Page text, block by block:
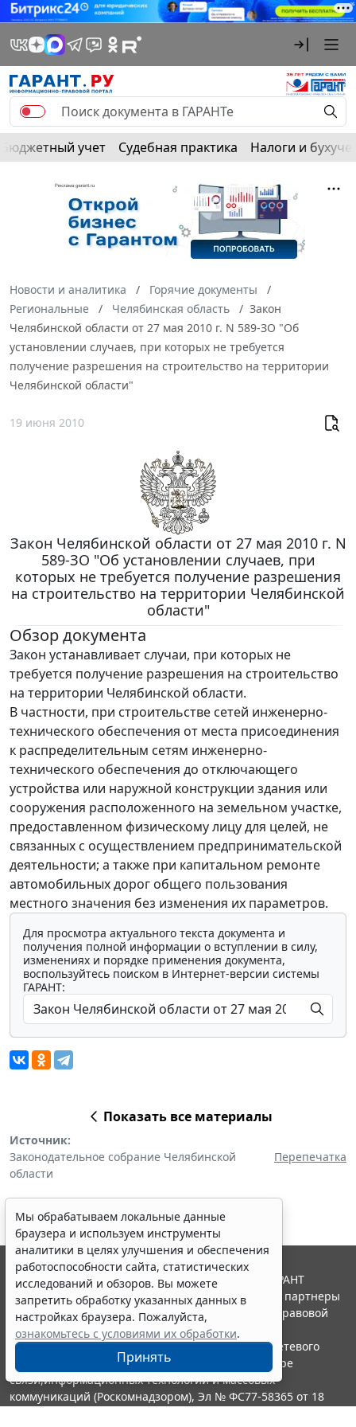
Бюджетный учет Судебная практика Налоги и
Новости и аналитика
Горячие документы
Региональные
Челябинская область
Закон
Челябинской области от 27 мая 2010 г. N 589-ЗО "Об
установлении случаев, при которых не требуется
получение разрешения на строительство на территории
Челябинской области"
19 июня 2010
Закон Челябинской области от 27 мая 2010 г. N
589-ЗО "Об установлении случаев, при
которых не требуется получение разрешения
на строительство на территории Челябинской
области"
Обзор документа
Закон устанавливает случаи, при которых не
требуется получение разрешения на строительство
на территории Челябинской области.
В частности, при строительстве сетей инженерно-
технического обеспечения от места присоединения
к распределительным сетям инженерно-
технического обеспечения до отключающего
устройства или наружной конструкции здания или
сооружения расположенного на земельном участке,
предоставленном физическому лицу для целей, не
связанных с осуществлением предпринимательской
деятельности; а также при капитальном ремонте
автомобильных дорог общего пользования
местного значения без изменения их параметров.
Для просмотра актуального текста документа и
получения полной информации о вступлении в силу,
изменениях и порядке применения документа,
воспользуйтесь поиском в Интернет-версии системы
ГАРАНТ:
Показать все материалы
Источник:
Законодательное собрание Челябинской
области
Перепечатка
Мы обрабатываем локальные данные
браузера и используем инструменты
аналитики в целях улучшения и обеспечения
работоспособности сайта, статистических
исследований и обзоров. Вы можете
запретить обработку указанных данных в
настройках браузера. Пожалуйста,
ознакомьтесь с условиями их обработки.
Принять
© ООО "НПП "ГАРАНТ-СЕРВИС", 2026. Система ГАРАНТ
выпускается с 1990 года. Компания "Гарант" и ее партнеры
являются участниками Российской ассоциации правовой
информации ГАРАНТ.
Портал ГАРАНТ.РУ зарегистрирован в качестве сетевого
издания Федеральной службой по надзору в сфере
связи,информационных технологий и массовых
коммуникаций (Роскомнадзором), Эл № ФС77-58365 от 18